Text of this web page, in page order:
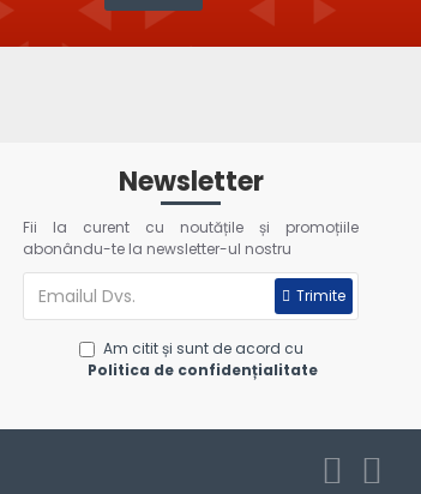
Newsletter
Fii la curent cu noutățile și promoțiile
abonându-te la newsletter-ul nostru
Trimite
Am citit și sunt de acord cu
Politica de confidențialitate